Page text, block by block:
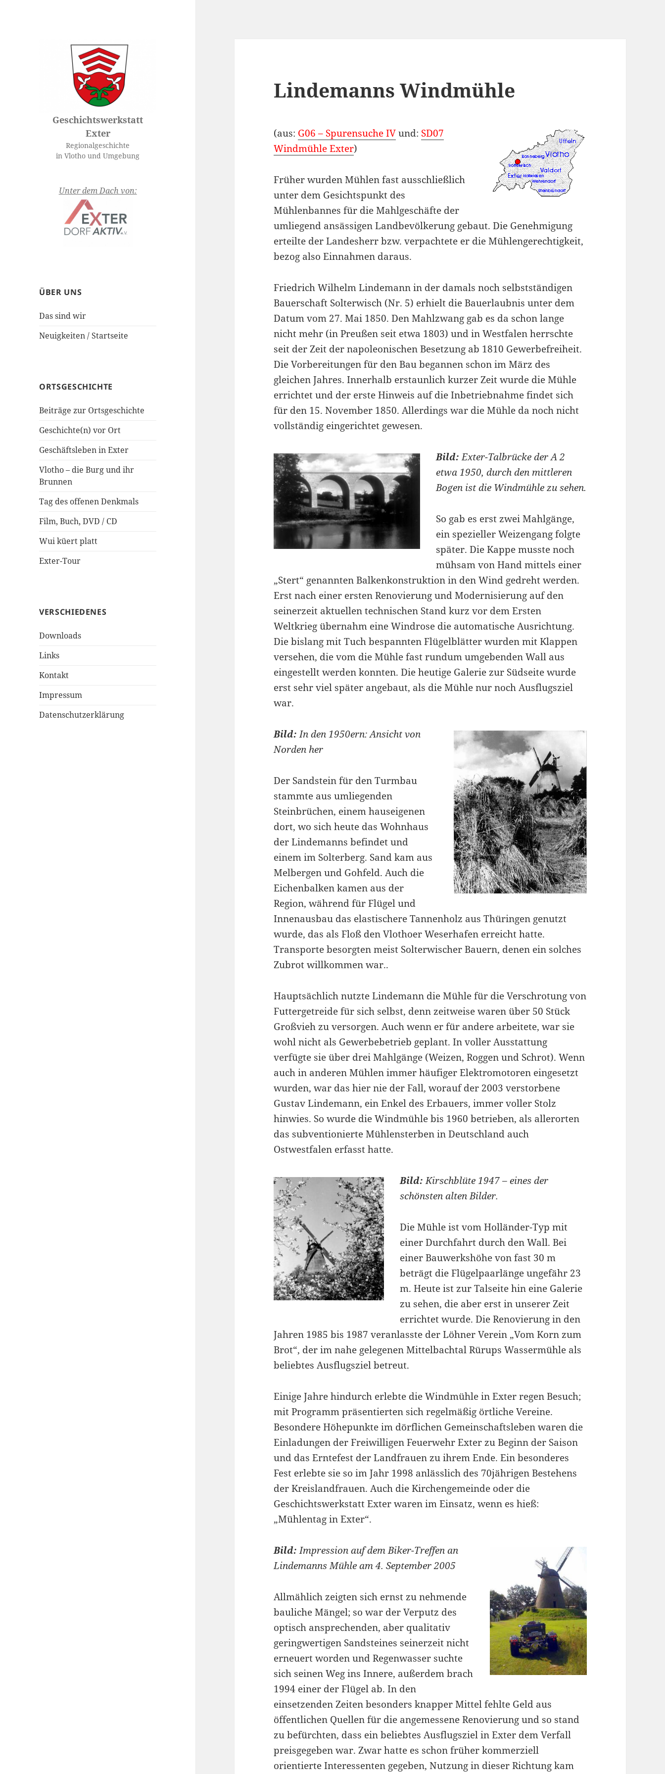
Geschichtswerkstatt
Exter
Regionalgeschichte
in Vlotho und Umgebung
Unter dem Dach von:
ÜBER UNS
Das sind wir
Neuigkeiten / Startseite
ORTSGESCHICHTE
Beiträge zur Ortsgeschichte
Geschichte(n) vor Ort
Geschäftsleben in Exter
Vlotho – die Burg und ihr
Brunnen
Tag des offenen Denkmals
Film, Buch, DVD / CD
Wui küert platt
Exter-Tour
VERSCHIEDENES
Downloads
Links
Kontakt
Impressum
Datenschutzerklärung
Lindemanns Windmühle
(aus: G06 – Spurensuche IVund: SD07
Windmühle Exter)
Früher wurden Mühlen fast ausschließlich
unter dem Gesichtspunkt des
Mühlenbannes für die Mahlgeschäfte der
umliegend ansässigen Landbevölkerung gebaut. Die Genehmigung
erteilte der Landesherr bzw. verpachtete er die Mühlengerechtigkeit,
bezog also Einnahmen daraus.
Friedrich Wilhelm Lindemann in der damals noch selbstständigen
Bauerschaft Solterwisch (Nr. 5) erhielt die Bauerlaubnis unter dem
Datum vom 27. Mai 1850. Den Mahlzwang gab es da schon lange
nicht mehr (in Preußen seit etwa 1803) und in Westfalen herrschte
seit der Zeit der napoleonischen Besetzung ab 1810 Gewerbefreiheit.
Die Vorbereitungen für den Bau begannen schon im März des
gleichen Jahres. Innerhalb erstaunlich kurzer Zeit wurde die Mühle
errichtet und der erste Hinweis auf die Inbetriebnahme findet sich
für den 15. November 1850. Allerdings war die Mühle da noch nicht
vollständig eingerichtet gewesen.
Bild:Exter-Talbrücke der A 2
etwa 1950, durch den mittleren
Bogen ist die Windmühle zu sehen.
So gab es erst zwei Mahlgänge,
ein spezieller Weizengang folgte
später. Die Kappe musste noch
mühsam von Hand mittels einer
„Stert“ genannten Balkenkonstruktion in den Wind gedreht werden.
Erst nach einer ersten Renovierung und Modernisierung auf den
seinerzeit aktuellen technischen Stand kurz vor dem Ersten
Weltkrieg übernahm eine Windrose die automatische Ausrichtung.
Die bislang mit Tuch bespannten Flügelblätter wurden mit Klappen
versehen, die vom die Mühle fast rundum umgebenden Wall aus
eingestellt werden konnten. Die heutige Galerie zur Südseite wurde
erst sehr viel später angebaut, als die Mühle nur noch Ausflugsziel
war.
Bild:In den 1950ern: Ansicht von
Norden her
Der Sandstein für den Turmbau
stammte aus umliegenden
Steinbrüchen, einem hauseigenen
dort, wo sich heute das Wohnhaus
der Lindemanns befindet und
einem im Solterberg. Sand kam aus
Melbergen und Gohfeld. Auch die
Eichenbalken kamen aus der
Region, während für Flügel und
Innenausbau das elastischere Tannenholz aus Thüringen genutzt
wurde, das als Floß den Vlothoer Weserhafen erreicht hatte.
Transporte besorgten meist Solterwischer Bauern, denen ein solches
Zubrot willkommen war..
Hauptsächlich nutzte Lindemann die Mühle für die Verschrotung von
Futtergetreide für sich selbst, denn zeitweise waren über 50 Stück
Großvieh zu versorgen. Auch wenn er für andere arbeitete, war sie
wohl nicht als Gewerbebetrieb geplant. In voller Ausstattung
verfügte sie über drei Mahlgänge (Weizen, Roggen und Schrot). Wenn
auch in anderen Mühlen immer häufiger Elektromotoren eingesetzt
wurden, war das hier nie der Fall, worauf der 2003 verstorbene
Gustav Lindemann, ein Enkel des Erbauers, immer voller Stolz
hinwies. So wurde die Windmühle bis 1960 betrieben, als allerorten
das subventionierte Mühlensterben in Deutschland auch
Ostwestfalen erfasst hatte.
Bild:Kirschblüte 1947 – eines der
schönsten alten Bilder.
Die Mühle ist vom Holländer-Typ mit
einer Durchfahrt durch den Wall. Bei
einer Bauwerkshöhe von fast 30 m
beträgt die Flügelpaarlänge ungefähr 23
m. Heute ist zur Talseite hin eine Galerie
zu sehen, die aber erst in unserer Zeit
errichtet wurde. Die Renovierung in den
Jahren 1985 bis 1987 veranlasste der Löhner Verein „Vom Korn zum
Brot“, der im nahe gelegenen Mittelbachtal Rürups Wassermühle als
beliebtes Ausflugsziel betreut.
Einige Jahre hindurch erlebte die Windmühle in Exter regen Besuch;
mit Programm präsentierten sich regelmäßig örtliche Vereine.
Besondere Höhepunkte im dörflichen Gemeinschaftsleben waren die
Einladungen der Freiwilligen Feuerwehr Exter zu Beginn der Saison
und das Erntefest der Landfrauen zu ihrem Ende. Ein besonderes
Fest erlebte sie so im Jahr 1998 anlässlich des 70jährigen Bestehens
der Kreislandfrauen. Auch die Kirchengemeinde oder die
Geschichtswerkstatt Exter waren im Einsatz, wenn es hieß:
„Mühlentag in Exter“.
Bild:Impression auf dem Biker-Treffen an
Lindemanns Mühle am 4. September 2005
Allmählich zeigten sich ernst zu nehmende
bauliche Mängel; so war der Verputz des
optisch ansprechenden, aber qualitativ
geringwertigen Sandsteines seinerzeit nicht
erneuert worden und Regenwasser suchte
sich seinen Weg ins Innere, außerdem brach
1994 einer der Flügel ab. In den
einsetzenden Zeiten besonders knapper Mittel fehlte Geld aus
öffentlichen Quellen für die angemessene Renovierung und so stand
zu befürchten, dass ein beliebtes Ausflugsziel in Exter dem Verfall
preisgegeben war. Zwar hatte es schon früher kommerziell
orientierte Interessenten gegeben, Nutzung in dieser Richtung kam